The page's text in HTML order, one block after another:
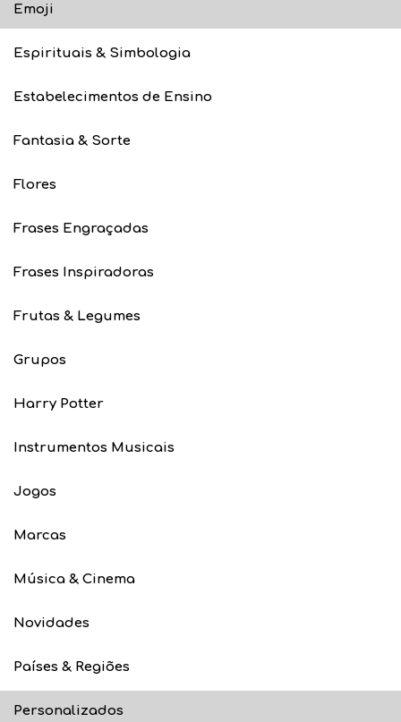
Emoji
Espirituais & Simbologia
Estabelecimentos de Ensino
Fantasia & Sorte
Flores
Frases Engraçadas
Frases Inspiradoras
Frutas & Legumes
Grupos
Harry Potter
Instrumentos Musicais
Jogos
Marcas
Música & Cinema
Novidades
Países & Regiões
Personalizados